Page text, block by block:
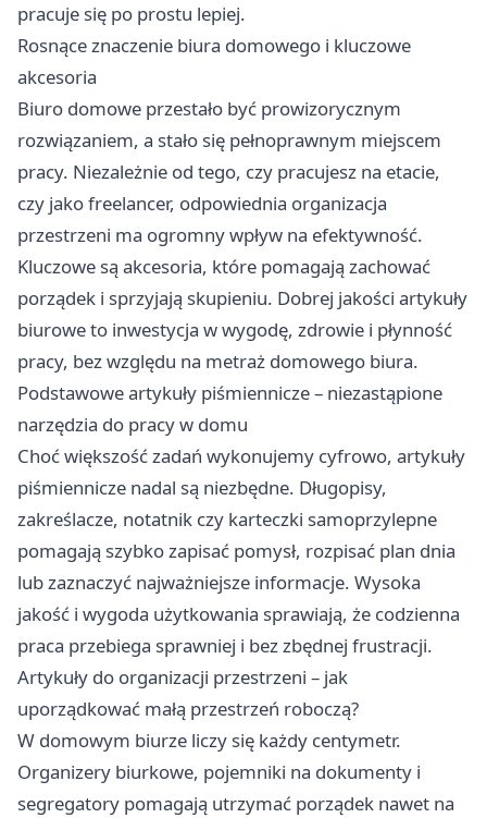
pracuje się po prostu lepiej.
Rosnące znaczenie biura domowego i kluczowe
akcesoria
Biuro domowe przestało być prowizorycznym
rozwiązaniem, a stało się pełnoprawnym miejscem
pracy. Niezależnie od tego, czy pracujesz na etacie,
czy jako freelancer, odpowiednia organizacja
przestrzeni ma ogromny wpływ na efektywność.
Kluczowe są akcesoria, które pomagają zachować
porządek i sprzyjają skupieniu. Dobrej jakości artykuły
biurowe to inwestycja w wygodę, zdrowie i płynność
pracy, bez względu na metraż domowego biura.
Podstawowe artykuły piśmiennicze – niezastąpione
narzędzia do pracy w domu
Choć większość zadań wykonujemy cyfrowo, artykuły
piśmiennicze nadal są niezbędne. Długopisy,
zakreślacze, notatnik czy karteczki samoprzylepne
pomagają szybko zapisać pomysł, rozpisać plan dnia
lub zaznaczyć najważniejsze informacje. Wysoka
jakość i wygoda użytkowania sprawiają, że codzienna
praca przebiega sprawniej i bez zbędnej frustracji.
Artykuły do organizacji przestrzeni – jak
uporządkować małą przestrzeń roboczą?
W domowym biurze liczy się każdy centymetr.
Organizery biurkowe, pojemniki na dokumenty i
segregatory pomagają utrzymać porządek nawet na